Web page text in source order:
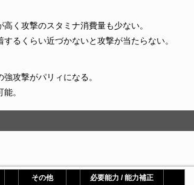
く攻撃のスタミナ消費量も少ない。
るくらい近づかないと攻撃が当たらない。
攻撃がパリィになる。
。
その他
必要能力 / 能力補正